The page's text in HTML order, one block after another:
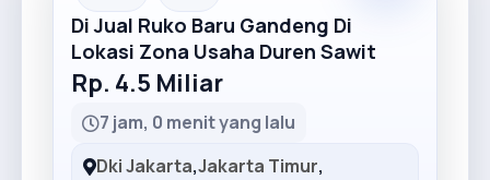
Di Jual Ruko Baru Gandeng Di
Lokasi Zona Usaha Duren Sawit
Rp. 4.5 Miliar
7 jam, 0 menit yang lalu
Dki Jakarta,Jakarta Timur,